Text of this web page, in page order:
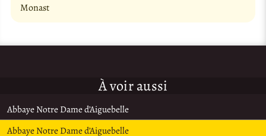
Monast
À voir aussi
Abbaye Notre Dame d’Aiguebelle
Abbaye Notre Dame d’Aiguebelle